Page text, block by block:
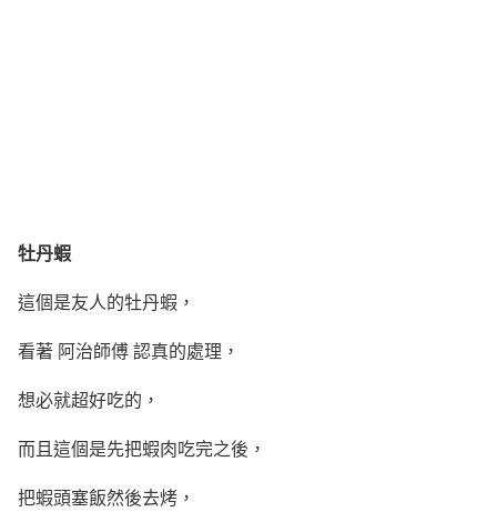
牡丹蝦
這個是友人的牡丹蝦，
看著 阿治師傅 認真的處理，
想必就超好吃的，
而且這個是先把蝦肉吃完之後，
把蝦頭塞飯然後去烤，